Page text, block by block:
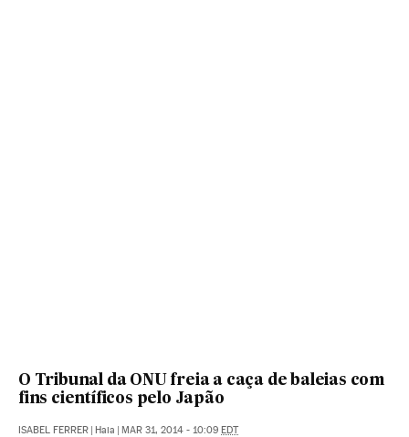
O Tribunal da ONU freia a caça de baleias com
fins científicos pelo Japão
ISABEL FERRER | Haia | MAR 31, 2014 - 10:09 EDT